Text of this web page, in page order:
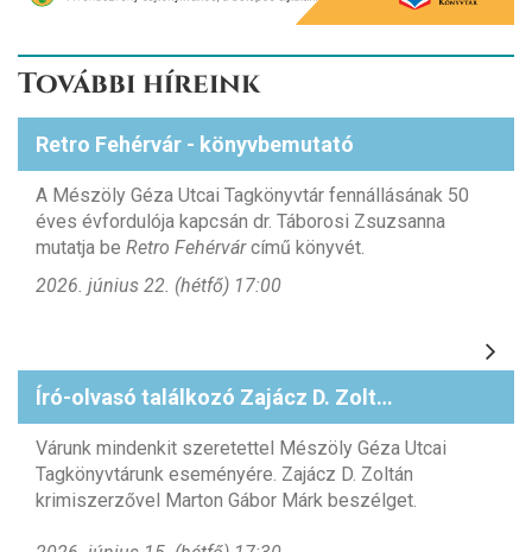
További híreink
Retro Fehérvár - könyvbemutató
A Mészöly Géza Utcai Tagkönyvtár fennállásának 50
éves évfordulója kapcsán dr. Táborosi Zsuzsanna
mutatja be Retro Fehérvárcímű könyvét.
2026. június 22. (hétfő) 17:00
Író-olvasó találkozó Zajácz D. Zoltánnal
Várunk mindenkit szeretettel Mészöly Géza Utcai
Tagkönyvtárunk eseményére. Zajácz D. Zoltán
krimiszerzővel Marton Gábor Márk beszélget.